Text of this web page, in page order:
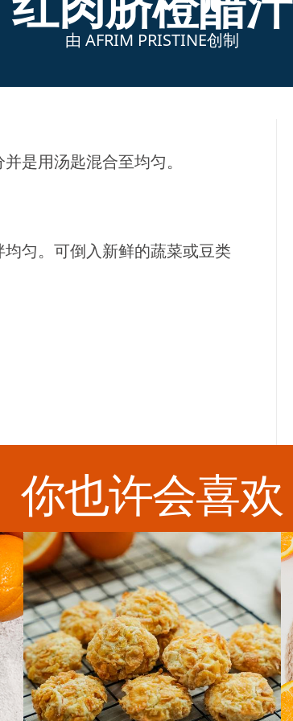
由 AFRIM PRISTINE创制
是用汤匙混合至均匀。
匀。可倒入新鲜的蔬菜或豆类
你也许会喜欢